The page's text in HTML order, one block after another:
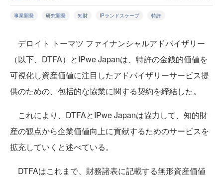
事業開発 研究開発 知財 IPランドスケープ 特許
デロイト トーマツ ファイナンシャルアドバイザリー
（以下、DTFA）とIPwe Japanは、特許の金銭的価値を
可視化し資産価値に注目したアドバイザリーサービス提
供のための、包括的な協業に関する契約を締結した。
これにより、DTFAとIPwe Japanは協力して、知的財
産の観点から企業価値向上に貢献するためのサービスを
拡充していくと述べている。
DTFAはこれまで、財務諸表に記載する無形資産価値